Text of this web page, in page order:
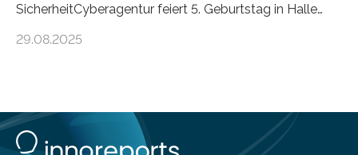
SicherheitCyberagentur feiert 5. Geburtstag in Halle
ErfolgeDie Agentur für Innovation in der
Forschungsarbeit, politischen Grußworten und der
feierlichen Preisverleihung des Ideenwettbewerbs
29.08.2025